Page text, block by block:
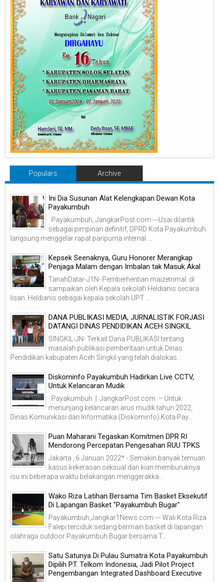
Populars Archive
Ini Dia Susunan Alat Kelengkapan Dewan Kota
Payakumbuh
Payakumbuh, JangkarPost.com ---Usai dilantik
sebagai pimpinan definitif, DPRD Kota Payakumbuh
langsung menggelar rapat paripurna internal ...
Kepsek Seenaknya, Guru Honorer Merangkap
Penjaga Malam dengan Imbalan tak Masuk Akal
TanahDatar-J1N- Pemberhentian maizetrimal di
sampaikan oleh Kepala sekolah Heldianis secara
lisan. Heldianis sebagai kepala sekolah UPT ...
DANA PUBLIKASI MEDIA, JURNALISTIK FORJASI
DATANGI DINAS PENDIDIKAN ACEH SINGKIL
SINGKIL-JN- Terkait Dana PUBLIKASI tentang
masalah publikasi pemberitaan untuk Dinas
Pendidikan kabupaten Aceh Singkil yang telah dialokas...
Diskominfo Payakumbuh Hadirkan Live CCTV,
Untuk Kelancaran Mudik
Payakumbuh | JangkarPost.com – Untuk
menunjang kelancaran arus mudik tahun 2022,
Dinas Komunikasi dan Informatika (Diskominfo) Kota Pay...
Puan Maharani Tegaskan Komitmen DPR RI
Mendorong Percepatan Pengesahan RUU TPKS
Jakarta , 6 Januari 2022* - Semakin banyak temuan
kasus kekerasan seksual dan kian memburuknya
isu ini beberapa waktu belakangan menggerakka...
Wako Riza Latihan Bersama Tim Basket Eksekutif
Di Lapangan Basket "Payakumbuh Bugar"
Payakumbuh,Jangkar1News.com --- Wali Kota Riza
Falepi terciduk sedang bermain basket di lapangan
olahraga outdoor Payakumbuh Bugar bersama T...
Satu Satunya Di Pulau Sumatra Kota Payakumbuh
Dipilih PT. Telkom Indonesia, Jadi Pilot Project
Pengembangan Integrated Dashboard Executive